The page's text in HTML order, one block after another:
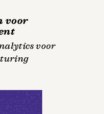
voor
voor